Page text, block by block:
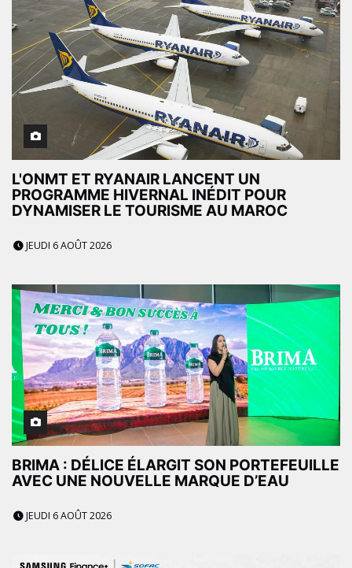
L'ONMT ET RYANAIR LANCENT UN
PROGRAMME HIVERNAL INÉDIT POUR
DYNAMISER LE TOURISME AU MAROC
JEUDI 6 AOÛT 2026
BRIMA : DÉLICE ÉLARGIT SON PORTEFEUILLE
AVEC UNE NOUVELLE MARQUE D’EAU
JEUDI 6 AOÛT 2026